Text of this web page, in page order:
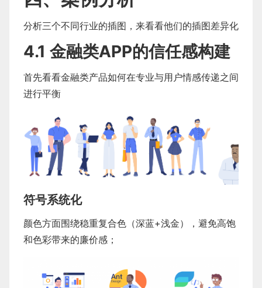
分析三个不同行业的插图，来看看他们的插图差异化
4.1 金融类APP的信任感构建
首先看看金融类产品如何在专业与用户情感传递之间
进行平衡
符号系统化
颜色方面围绕稳重复合色（深蓝+浅金），避免高饱
和色彩带来的廉价感；